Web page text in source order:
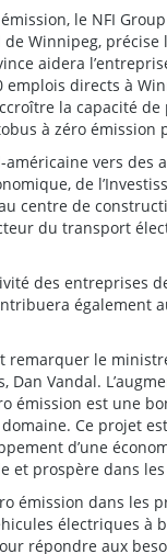
le NFI
Winnipeg,
aidera
directs à
la capacité
à zéro émission
vers des
de
centre de
du transport
des entreprises
également
remarquer le
Vandal.
émission est une
Ce projet
d’une
et prospère dans les
émission dans les
électriques à
répondre aux